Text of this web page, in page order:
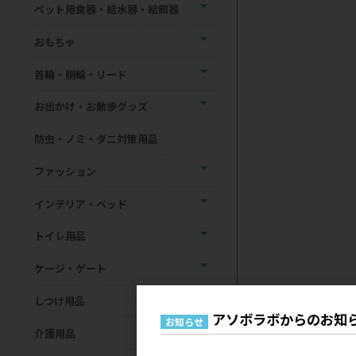
ペット用食器・給水器・給餌器
おもちゃ
首輪・胴輪・リード
お出かけ・お散歩グッズ
防虫・ノミ・ダニ対策用品
ファッション
インテリア・ベッド
トイレ用品
ケージ・ゲート
しつけ用品
介護用品
お知らせ アソボラボからのお知